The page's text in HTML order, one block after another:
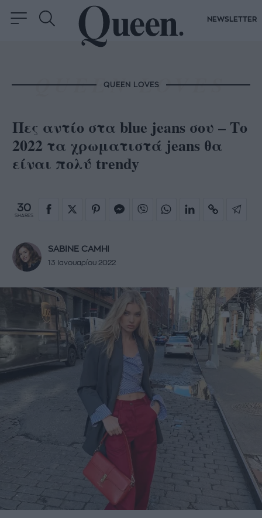
NEWSLETTER
QUEEN LOVES
Πες αντίο στα blue jeans σου – Το
2022 τα χρωματιστά jeans θα
είναι πολύ trendy
30
SHARES
SABINE CAMHI
13 Ιανουαρίου 2022